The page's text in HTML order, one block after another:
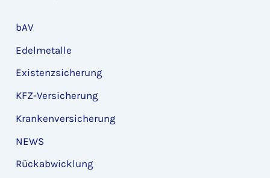
bAV
Edelmetalle
Existenzsicherung
KFZ-Versicherung
Krankenversicherung
NEWS
Rückabwicklung